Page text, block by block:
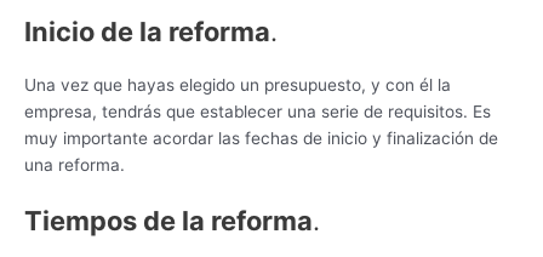
Inicio de la reforma.
Una vez que hayas elegido un presupuesto, y con él la
empresa, tendrás que establecer una serie de requisitos. Es
muy importante acordar las fechas de inicio y finalización de
una reforma.
Tiempos de la reforma.